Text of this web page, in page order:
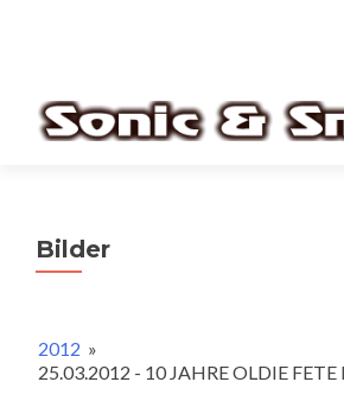
Bilder
2012 »
25.03.2012 - 10 JAHRE OLDIE FETE